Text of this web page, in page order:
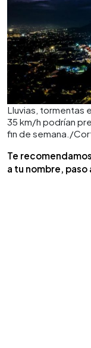
Lluvias, tormentas
35 km/h podrían
fin de semana./
Te
a tu nombre, paso